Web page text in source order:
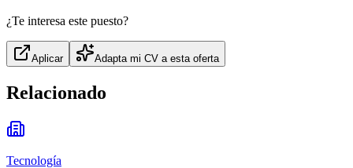
¿Te interesa este puesto?
Aplicar Adapta mi CV a esta oferta
Relacionado
Tecnología